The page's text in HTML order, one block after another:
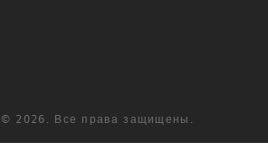
© 2026. Все права защищены.